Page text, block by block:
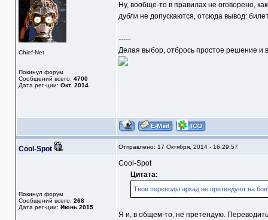
Chief-Net
Покинул форум
Сообщений всего: 4700
Дата рег-ции: Окт. 2014
Ну, вообще-то в правилах не оговорено,
дубли не допускаются, отсюда вывод:
-----
Делая выбор, отбрось простое решение и
Cool-Spot Отправлено: 17 Октября, 2014 - 16:29:57
Покинул форум
Сообщений всего: 268
Дата рег-ции: Июнь 2015
Cool-Spot
Цитата:
Твои переводы аркад не претендуют на
Я и, в общем-то, не претендую.